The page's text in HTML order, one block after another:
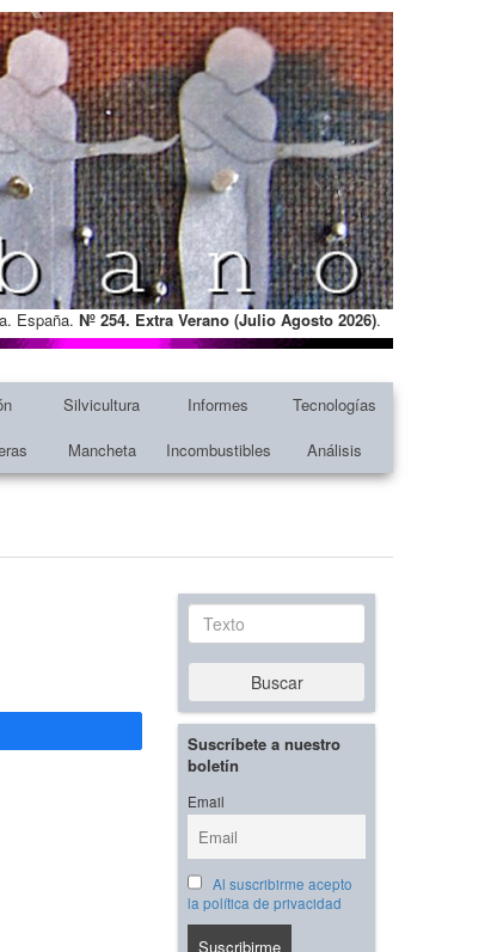
España. Nº 254. Extra Verano (Julio Agosto 2026).
Silvicultura Informes
Tecnologías
Mancheta Incombustibles Análisis
Texto
Buscar
Suscríbete a nuestro
boletín
Email
Al suscribirme acepto
la política de privacidad